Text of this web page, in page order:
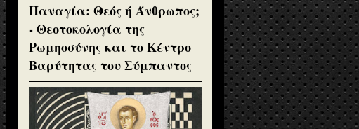
Παναγία: Θεός ή Άνθρωπος;
- Θεοτοκολογία της
Ρωμηοσύνης και το Κέντρο
Βαρύτητας του Σύμπαντος